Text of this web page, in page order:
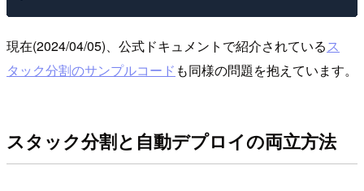
現在(2024/04/05)、公式ドキュメントで紹介されているス
タック分割のサンプルコード も同様の問題を抱えています。
スタック分割と自動デプロイの両立方法